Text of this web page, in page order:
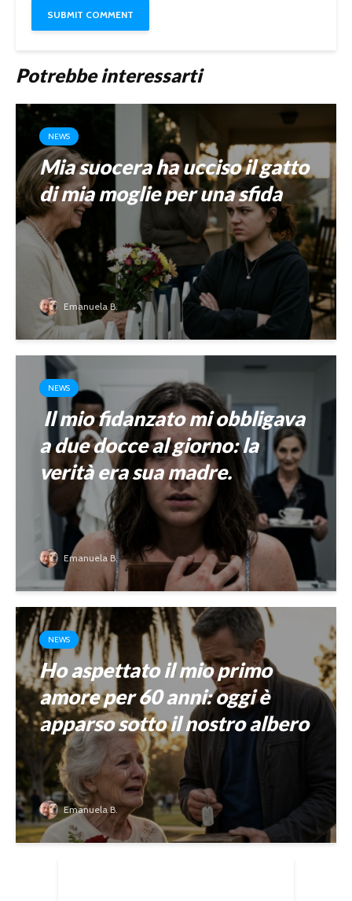
Potrebbe interessarti
NEWS
Mia suocera ha ucciso il gatto
di mia moglie per una sfida
Emanuela B.
NEWS
Il mio fidanzato mi obbligava
a due docce al giorno: la
verità era sua madre.
Emanuela B.
NEWS
Ho aspettato il mio primo
amore per 60 anni: oggi è
apparso sotto il nostro albero
Emanuela B.